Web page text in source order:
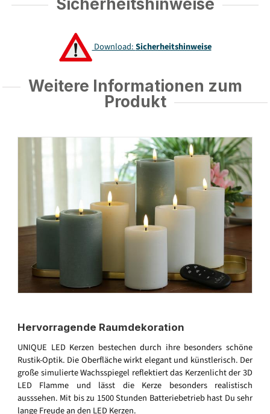
Sicherheitshinweise
Download:Sicherheitshinweise
Weitere Informationen zum
Produkt
Hervorragende Raumdekoration
UNIQUE LED Kerzen bestechen durch ihre besonders schöne
Rustik-Optik. Die Oberfläche wirkt elegant und künstlerisch. Der
große simulierte Wachsspiegel reflektiert das Kerzenlicht der 3D
LED Flamme und lässt die Kerze besonders realistisch
ausssehen. Mit bis zu 1500 Stunden Batteriebetrieb hast Du sehr
lange Freude an den LED Kerzen.